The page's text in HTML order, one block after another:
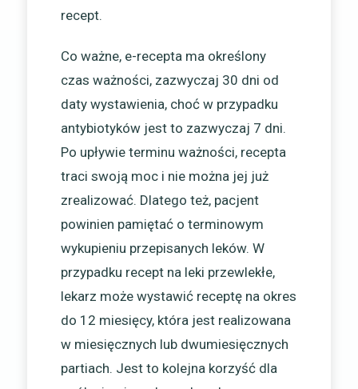
recept.
Co ważne, e-recepta ma określony
czas ważności, zazwyczaj 30 dni od
daty wystawienia, choć w przypadku
antybiotyków jest to zazwyczaj 7 dni.
Po upływie terminu ważności, recepta
traci swoją moc i nie można jej już
zrealizować. Dlatego też, pacjent
powinien pamiętać o terminowym
wykupieniu przepisanych leków. W
przypadku recept na leki przewlekłe,
lekarz może wystawić receptę na okres
do 12 miesięcy, która jest realizowana
w miesięcznych lub dwumiesięcznych
partiach. Jest to kolejna korzyść dla